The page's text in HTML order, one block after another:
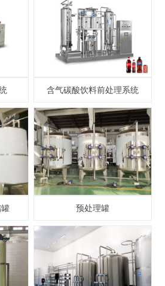
含气碳酸饮料前处理系统
预处理罐